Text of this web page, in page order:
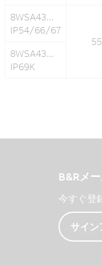
8WSA43...
IP54/66/67
8WSA43...
IP69K
B&Rメ
今すぐ登
サイン